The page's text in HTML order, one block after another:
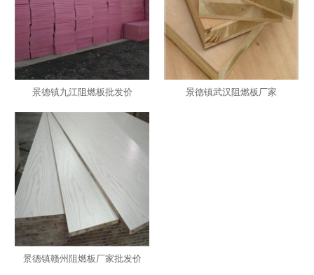
景德镇九江阻燃板批发价 景德镇武汉阻燃板厂家
景德镇赣州阻燃板厂家批发价